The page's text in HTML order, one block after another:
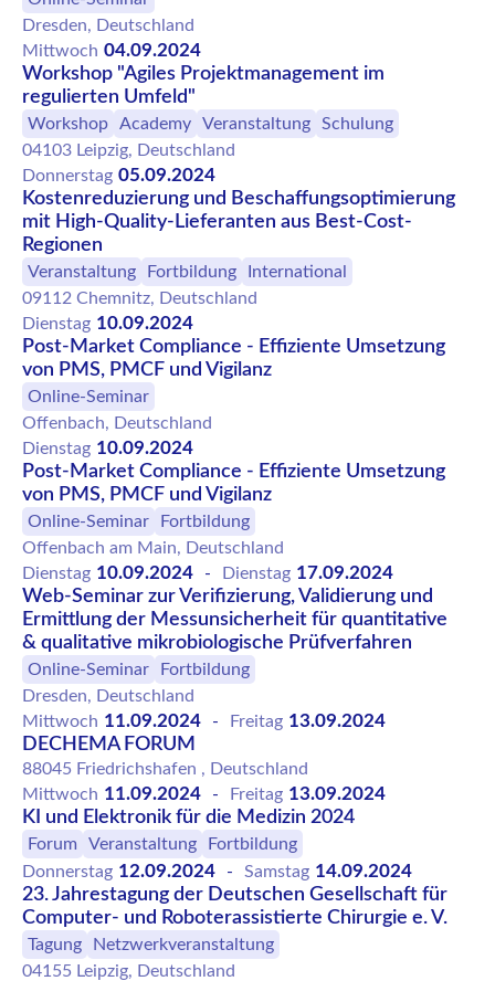
Dresden, Deutschland
Mittwoch 04.09.2024
Workshop "Agiles Projektmanagement im
regulierten Umfeld"
Workshop Academy Veranstaltung
Schulung
04103 Leipzig, Deutschland
Donnerstag 05.09.2024
Kostenreduzierung und Beschaffungsoptimierung
mit High-Quality-Lieferanten aus Best-Cost-
Regionen
Veranstaltung Fortbildung
International
09112 Chemnitz, Deutschland
Dienstag 10.09.2024
Post-Market Compliance - Effiziente Umsetzung
von PMS, PMCF und Vigilanz
Online-Seminar
Offenbach, Deutschland
Dienstag 10.09.2024
Post-Market Compliance - Effiziente Umsetzung
von PMS, PMCF und Vigilanz
Online-Seminar
Fortbildung
Offenbach am Main, Deutschland
Dienstag 10.09.2024 - Dienstag 17.09.2024
Web-Seminar zur Verifizierung, Validierung und
Ermittlung der Messunsicherheit für quantitative
& qualitative mikrobiologische Prüfverfahren
Online-Seminar
Fortbildung
Dresden, Deutschland
Mittwoch 11.09.2024 - Freitag 13.09.2024
DECHEMA FORUM
88045 Friedrichshafen , Deutschland
Mittwoch 11.09.2024 - Freitag 13.09.2024
KI und Elektronik für die Medizin 2024
Forum Veranstaltung
Fortbildung
Donnerstag 12.09.2024 - Samstag 14.09.2024
23. Jahrestagung der Deutschen Gesellschaft für
Computer- und Roboterassistierte Chirurgie e. V.
Tagung
Netzwerkveranstaltung
04155 Leipzig, Deutschland